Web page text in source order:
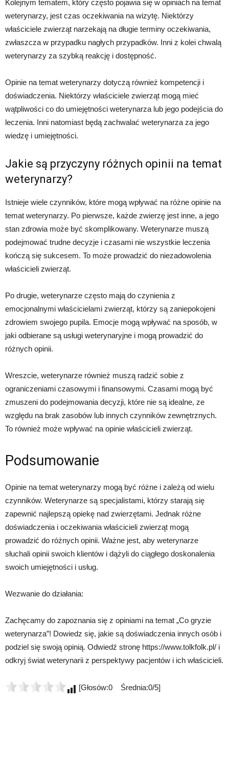
Kolejnym tematem, który często pojawia się w opiniach na temat
weterynarzy, jest czas oczekiwania na wizytę. Niektórzy
właściciele zwierząt narzekają na długie terminy oczekiwania,
zwłaszcza w przypadku nagłych przypadków. Inni z kolei chwalą
weterynarzy za szybką reakcję i dostępność.
Opinie na temat weterynarzy dotyczą również kompetencji i
doświadczenia. Niektórzy właściciele zwierząt mogą mieć
wątpliwości co do umiejętności weterynarza lub jego podejścia do
leczenia. Inni natomiast będą zachwalać weterynarza za jego
wiedzę i umiejętności.
Jakie są przyczyny różnych opinii na temat
weterynarzy?
Istnieje wiele czynników, które mogą wpływać na różne opinie na
temat weterynarzy. Po pierwsze, każde zwierzę jest inne, a jego
stan zdrowia może być skomplikowany. Weterynarze muszą
podejmować trudne decyzje i czasami nie wszystkie leczenia
kończą się sukcesem. To może prowadzić do niezadowolenia
właścicieli zwierząt.
Po drugie, weterynarze często mają do czynienia z
emocjonalnymi właścicielami zwierząt, którzy są zaniepokojeni
zdrowiem swojego pupila. Emocje mogą wpływać na sposób, w
jaki odbierane są usługi weterynaryjne i mogą prowadzić do
różnych opinii.
Wreszcie, weterynarze również muszą radzić sobie z
ograniczeniami czasowymi i finansowymi. Czasami mogą być
zmuszeni do podejmowania decyzji, które nie są idealne, ze
względu na brak zasobów lub innych czynników zewnętrznych.
To również może wpływać na opinie właścicieli zwierząt.
Podsumowanie
Opinie na temat weterynarzy mogą być różne i zależą od wielu
czynników. Weterynarze są specjalistami, którzy starają się
zapewnić najlepszą opiekę nad zwierzętami. Jednak różne
doświadczenia i oczekiwania właścicieli zwierząt mogą
prowadzić do różnych opinii. Ważne jest, aby weterynarze
słuchali opinii swoich klientów i dążyli do ciągłego doskonalenia
swoich umiejętności i usług.
Wezwanie do działania:
Zachęcamy do zapoznania się z opiniami na temat „Co gryzie
weterynarza”! Dowiedz się, jakie są doświadczenia innych osób i
podziel się swoją opinią. Odwiedź stronę https://www.tolkfolk.pl/ i
odkryj świat weterynarii z perspektywy pacjentów i ich właścicieli.
[Głosów:0 Średnia:0/5]